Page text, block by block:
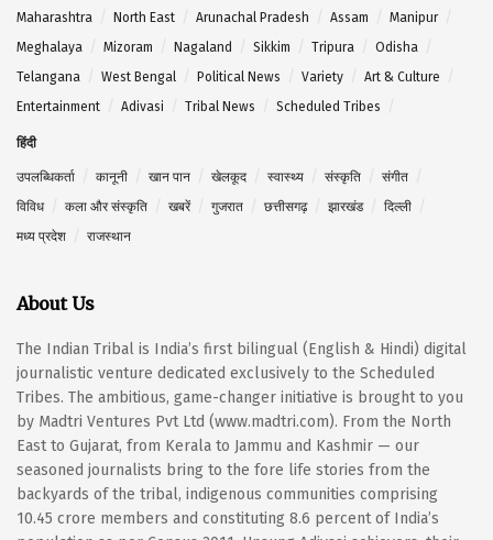
Maharashtra
North East Arunachal Pradesh Assam
Manipur
Meghalaya
Mizoram Nagaland Sikkim Tripura
Odisha
Telangana
West Bengal Political News Variety
Art & Culture
Entertainment
Adivasi Tribal News Scheduled Tribes
हिंदी
उपलब्धिकर्ता कानूनी खान पान खेलकूद स्वास्थ्य संस्कृति
संगीत
विविध
कला और संस्कृति खबरें गुजरात छत्तीसगढ़ झारखंड
दिल्ली
मध्य प्रदेश
राजस्थान
About Us
The Indian Tribal is India’s first bilingual (English & Hindi) digital
journalistic venture dedicated exclusively to the Scheduled
Tribes. The ambitious, game-changer initiative is brought to you
by Madtri Ventures Pvt Ltd (www.madtri.com). From the North
East to Gujarat, from Kerala to Jammu and Kashmir — our
seasoned journalists bring to the fore life stories from the
backyards of the tribal, indigenous communities comprising
10.45 crore members and constituting 8.6 percent of India’s